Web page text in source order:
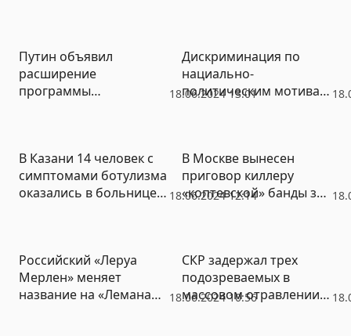
дольщиков
18.06.2024 13:01
Путин объявил
расширение
программы
Дискриминация по
нациально-
политическим мотивам:
18.06.2024 12:14
В Казани 14 человек с
симптомами ботулизма
оказались в больнице,
В Москве вынесен
приговор киллеру
«коптевской» банды за
18.06.2024 10:56
Российский «Леруа
Мерлен» меняет
название на «Лемана
СКР задержал трех
подозреваемых в
массовом отравлении